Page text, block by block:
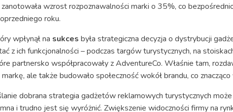
wzrost rozpoznawalności marki o 35%, co
roku.
wpłynął na sukces była strategiczna decyzja o dystrybucji
z ich funkcjonalności – podczas targów turystycznych, na
partnersko współpracowały z AdventureCo. Właśnie tam,
ale także budowało społeczność wokół brandu, co
dobrana strategia gadżetów reklamowych turystycznych
i trudno jest się wyróżnić. Zwiększenie widoczności firmy na